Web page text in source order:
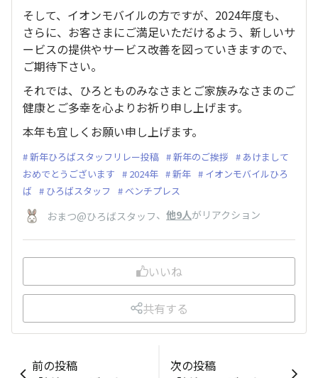
そして、イオンモバイルの方ですが、2024年度も、
さらに、お客さまにご満足いただけるよう、新しいサ
ービスの提供やサービス改善を図っていきますので、
ご期待下さい。
それでは、ひろとものみなさまとご家族みなさまのご
健康とご多幸を心よりお祈り申し上げます。
本年も宜しくお願い申し上げます。
新年ひろばスタッフリレー投稿 新年のご挨拶
あけまして
おめでとうございます
2024年 新年
イオンモバイルひろ
ば
ひろばスタッフ ベンチプレス
おまつ@ひろばスタッフ、 他9人がリアクション
いいね
共有する
前の投稿
次の投稿